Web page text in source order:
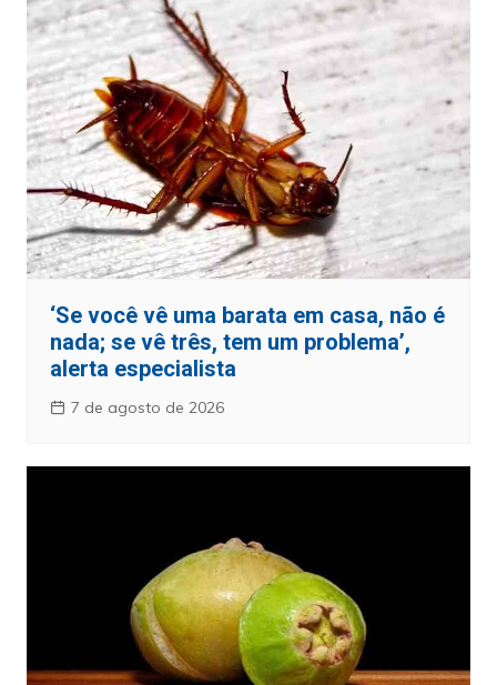
‘Se você vê uma barata em casa, não é
nada; se vê três, tem um problema’,
alerta especialista
7 de agosto de 2026